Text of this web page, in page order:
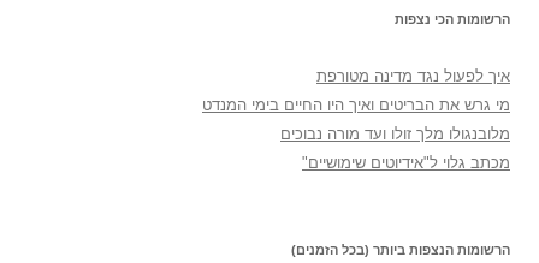
הרשומות הכי נצפות
איך לפעול נגד מדינה מטורפת
מי גרש את הבריטים ואיך היו החיים בימי המנדט
מלובנגולו מלך זולו ועד מורה נבוכים
מכתב גלוי ל"אידיוטים שימושיים"
הרשומות הנצפות ביותר (בכל הזמנים)